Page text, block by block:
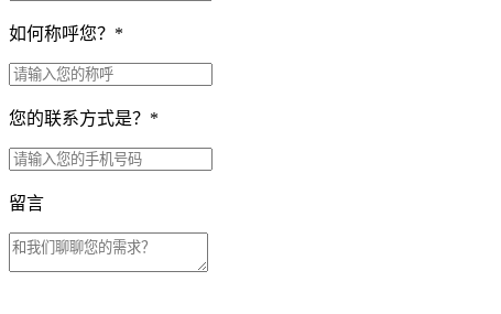
如何称呼您？ *
您的联系方式是？ *
留言